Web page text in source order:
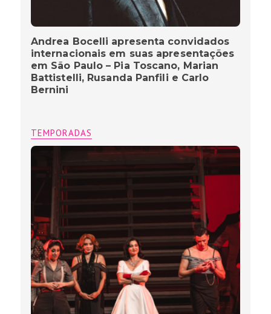
Andrea Bocelli apresenta convidados
internacionais em suas apresentações
em São Paulo – Pia Toscano, Marian
Battistelli, Rusanda Panfili e Carlo
Bernini
TEMPORADAS